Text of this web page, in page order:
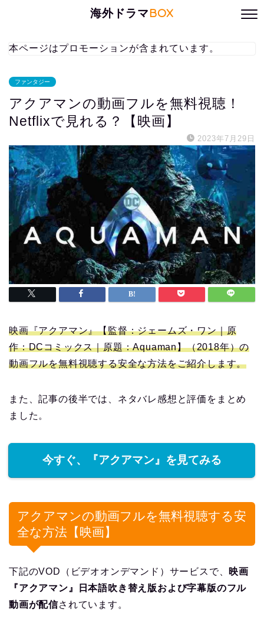
海外ドラマBOX
本ページはプロモーションが含まれています。
ファンタジー
アクアマンの動画フルを無料視聴！
Netflixで見れる？【映画】
2023年7月29日
映画『アクアマン』【監督：ジェームズ・ワン｜原
作：DCコミックス｜原題：Aquaman】（2018年）の
動画フルを無料視聴する安全な方法をご紹介します。
また、記事の後半では、ネタバレ感想と評価をまとめ
ました。
今すぐ、『アクアマン』を見てみる
アクアマンの動画フルを無料視聴する安
全な方法【映画】
下記のVOD（ビデオオンデマンド）サービスで、 映画
『アクアマン』日本語吹き替え版および字幕版のフル
動画が配信されています。